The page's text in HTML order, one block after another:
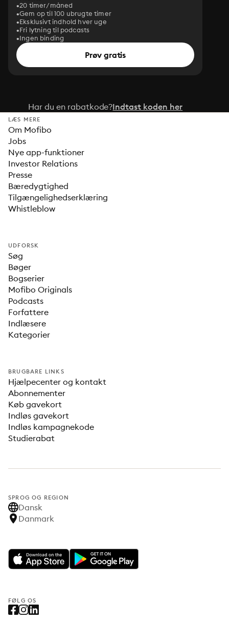
20 timer/måned
Gem op til 100 ubrugte timer
Eksklusivt indhold hver uge
Fri lytning til podcasts
Ingen binding
Prøv gratis
Har du en rabatkode?Indtast koden her
LÆS MERE
Om Mofibo
Jobs
Nye app-funktioner
Investor Relations
Presse
Bæredygtighed
Tilgængelighedserklæring
Whistleblow
UDFORSK
Søg
Bøger
Bogserier
Mofibo Originals
Podcasts
Forfattere
Indlæsere
Kategorier
BRUGBARE LINKS
Hjælpecenter og kontakt
Abonnementer
Køb gavekort
Indløs gavekort
Indløs kampagnekode
Studierabat
SPROG OG REGION
Dansk
Danmark
FØLG OS